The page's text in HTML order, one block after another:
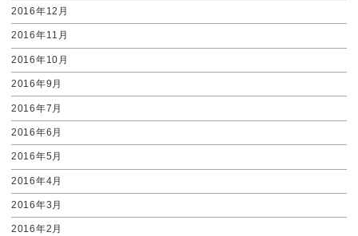
2016年12月
2016年11月
2016年10月
2016年9月
2016年7月
2016年6月
2016年5月
2016年4月
2016年3月
2016年2月